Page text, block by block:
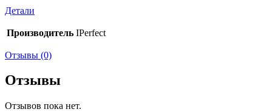
Детали
Производитель IPerfect
Отзывы (0)
Отзывы
Отзывов пока нет.